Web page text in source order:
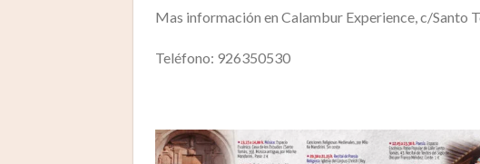
Mas información en Calambur Experience, c/Santo
Teléfono: 926350530